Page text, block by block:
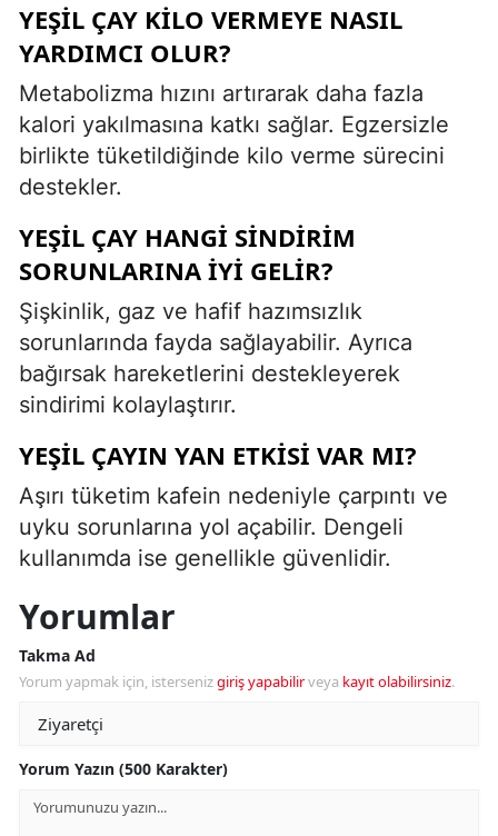
YEŞIL ÇAY KILO VERMEYE NASIL
YARDIMCI OLUR?
Metabolizma hızını artırarak daha fazla
kalori yakılmasına katkı sağlar. Egzersizle
birlikte tüketildiğinde kilo verme sürecini
destekler.
YEŞIL ÇAY HANGI SINDIRIM
SORUNLARINA IYI GELIR?
Şişkinlik, gaz ve hafif hazımsızlık
sorunlarında fayda sağlayabilir. Ayrıca
bağırsak hareketlerini destekleyerek
sindirimi kolaylaştırır.
YEŞIL ÇAYIN YAN ETKISI VAR MI?
Aşırı tüketim kafein nedeniyle çarpıntı ve
uyku sorunlarına yol açabilir. Dengeli
kullanımda ise genellikle güvenlidir.
Yorumlar
Takma Ad
Yorum yapmak için, istersenizgiriş yapabilirveya kayıt olabilirsiniz.
Yorum Yazın (500 Karakter)